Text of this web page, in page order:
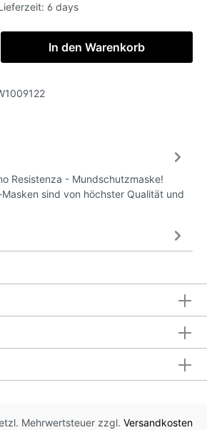
6 days
In den Warenkorb
Resistenza - Mundschutzmaske!
sind von höchster Qualität und
Mehrwertsteuer zzgl. Versandkosten